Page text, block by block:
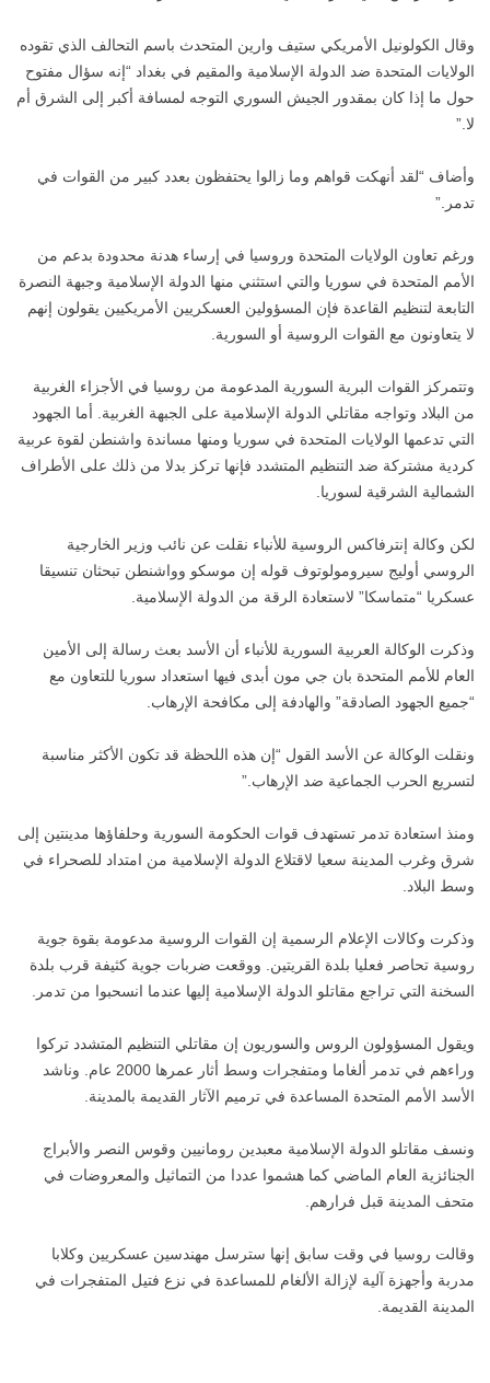
وقال الكولونيل الأمريكي ستيف وارين المتحدث باسم التحالف الذي تقوده
الولايات المتحدة ضد الدولة الإسلامية والمقيم في بغداد “إنه سؤال مفتوح
حول ما إذا كان بمقدور الجيش السوري التوجه لمسافة أكبر إلى الشرق أم
لا.”
وأضاف “لقد أنهكت قواهم وما زالوا يحتفظون بعدد كبير من القوات في
تدمر.”
ورغم تعاون الولايات المتحدة وروسيا في إرساء هدنة محدودة بدعم من
الأمم المتحدة في سوريا والتي استثني منها الدولة الإسلامية وجبهة النصرة
التابعة لتنظيم القاعدة فإن المسؤولين العسكريين الأمريكيين يقولون إنهم
لا يتعاونون مع القوات الروسية أو السورية.
وتتمركز القوات البرية السورية المدعومة من روسيا في الأجزاء الغربية
من البلاد وتواجه مقاتلي الدولة الإسلامية على الجبهة الغربية. أما الجهود
التي تدعمها الولايات المتحدة في سوريا ومنها مساندة واشنطن لقوة عربية
كردية مشتركة ضد التنظيم المتشدد فإنها تركز بدلا من ذلك على الأطراف
الشمالية الشرقية لسوريا.
لكن وكالة إنترفاكس الروسية للأنباء نقلت عن نائب وزير الخارجية
الروسي أوليج سيرومولوتوف قوله إن موسكو وواشنطن تبحثان تنسيقا
عسكريا “متماسكا” لاستعادة الرقة من الدولة الإسلامية.
وذكرت الوكالة العربية السورية للأنباء أن الأسد بعث رسالة إلى الأمين
العام للأمم المتحدة بان جي مون أبدى فيها استعداد سوريا للتعاون مع
“جميع الجهود الصادقة” والهادفة إلى مكافحة الإرهاب.
ونقلت الوكالة عن الأسد القول “إن هذه اللحظة قد تكون الأكثر مناسبة
لتسريع الحرب الجماعية ضد الإرهاب.”
ومنذ استعادة تدمر تستهدف قوات الحكومة السورية وحلفاؤها مدينتين إلى
شرق وغرب المدينة سعيا لاقتلاع الدولة الإسلامية من امتداد للصحراء في
وسط البلاد.
وذكرت وكالات الإعلام الرسمية إن القوات الروسية مدعومة بقوة جوية
روسية تحاصر فعليا بلدة القريتين. ووقعت ضربات جوية كثيفة قرب بلدة
السخنة التي تراجع مقاتلو الدولة الإسلامية إليها عندما انسحبوا من تدمر.
ويقول المسؤولون الروس والسوريون إن مقاتلي التنظيم المتشدد تركوا
وراءهم في تدمر ألغاما ومتفجرات وسط أثار عمرها 2000 عام. وناشد
الأسد الأمم المتحدة المساعدة في ترميم الآثار القديمة بالمدينة.
ونسف مقاتلو الدولة الإسلامية معبدين رومانيين وقوس النصر والأبراج
الجنائزية العام الماضي كما هشموا عددا من التماثيل والمعروضات في
متحف المدينة قبل فرارهم.
وقالت روسيا في وقت سابق إنها سترسل مهندسين عسكريين وكلابا
مدربة وأجهزة آلية لإزالة الألغام للمساعدة في نزع فتيل المتفجرات في
المدينة القديمة.